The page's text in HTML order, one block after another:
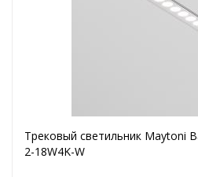
Трековый светильник Maytoni
2-18W4K-W